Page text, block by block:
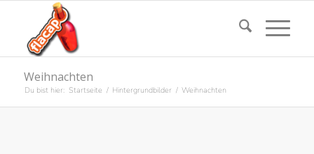
Weihnachten
Du bist hier: Startseite / Hintergrundbilder / Weihnachten